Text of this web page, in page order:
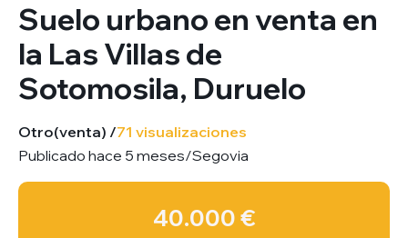
Suelo urbano en venta en
la Las Villas de
Sotomosila, Duruelo
Otro(venta) /71 visualizaciones
Publicado hace 5 meses/Segovia
40.000 €